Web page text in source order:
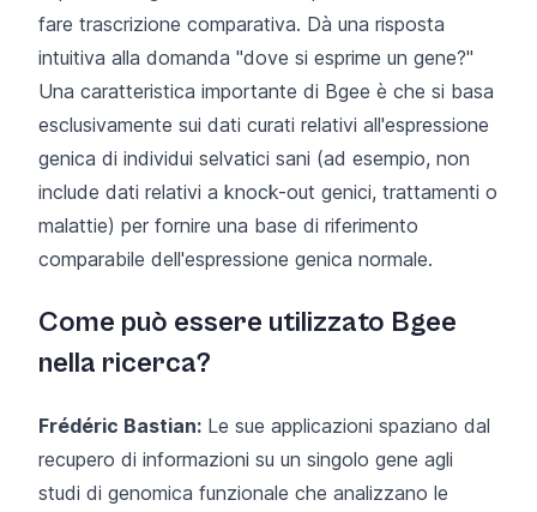
fare trascrizione comparativa. Dà una risposta
intuitiva alla domanda "dove si esprime un gene?"
Una caratteristica importante di Bgee è che si basa
esclusivamente sui dati curati relativi all'espressione
genica di individui selvatici sani (ad esempio, non
include dati relativi a knock-out genici, trattamenti o
malattie) per fornire una base di riferimento
comparabile dell'espressione genica normale.
Come può essere utilizzato Bgee
nella ricerca?
Frédéric Bastian: Le sue applicazioni spaziano dal
recupero di informazioni su un singolo gene agli
studi di genomica funzionale che analizzano le